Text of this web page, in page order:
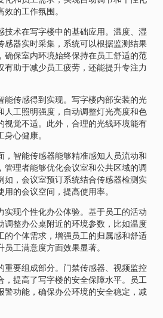
的工作氛围。
技术在写字楼中的基础应用。温度、湿
感器实时采集，系统可以根据监测结果
确保室内环境始终保持在员工舒适的范
有助于减少员工疲劳，还能提升专注力
能传感得到实现。写字楼内部安装的光
人工照明强度，自动调整灯光亮度和色
视觉不适。此外，合理的光线环境能有
心健康。
，智能传感器能够精准感知人员流动和
管理者能够优化会议室和公共区域的调
如，会议室预订系统结合传感器检测实
的会议空间，提高使用率。
实现个性化办公体验。基于员工的活动
调整办公桌附近的环境参数，比如温度
的个体需求，增强员工的归属感和舒适
工满意度方面效果显著。
重要组成部分。门禁传感器、视频监控
，提高了写字楼的安全保障水平。员工
警功能，确保办公环境的安全稳定，减